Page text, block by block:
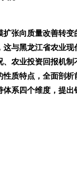
张向质量改善转
与黑龙江省农业
农业投资回报机
质特点，全面剖
系四个维度，提